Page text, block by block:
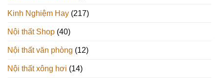
Kinh Nghiệm Hay (217)
Nội thất Shop (40)
Nội thất văn phòng (12)
Nội thất xông hơi (14)